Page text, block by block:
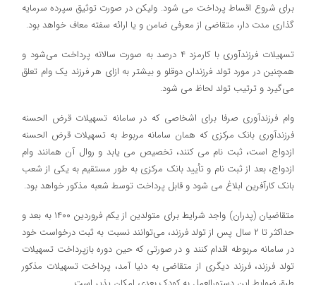
برای شروع اقساط پرداخت می شود. ولیکن در صورت توثیق سپرده سرمایه
گذاری مدت دار، متقاضی از معرفی ضامن و یا ارائه سفته معاف خواهد بود.
تسهیلات فرزندآوری با کارمزد ۴ درصد به صورت سالانه پرداخت می‌شود و
همچنین در مورد تولد فرزندان دوقلو و بیشتر به ازای هر فرزند یک وام تعلق
می‌گیرد و ترتیب تولد لحاظ می‌ شود.
وام فرزندآوری صرفا برای اشخاصی که در سامانه تسهیلات قرض الحسنه
فرزندآوری بانک مرکزی که همان سامانه مربوط به تسهیلات قرض الحسنه
ازدواج است، ثبت نام می کنند، تخصیص می یابد و روال آن همانند وام
ازدواج، بعد از ثبت نام و تأیید بانک مرکزی به طور مستقیم به یکی از شعب
بانک کارآفرین ابلاغ می شود و قابل پرداخت توسط شعبه مذکور خواهد بود.
متقاضیان (پدران) واجد شرایط برای متولدین از یکم فروردین ۱۴۰۰ به بعد و
حداکثر تا ۲ سال پس از تولد فرزند، می‌توانند نسبت به ثبت درخواست خود
در سامانه مربوطه اقدام کنند و در صورتی که حین دوره بازپرداخت تسهیلات
تولد فرزند، فرزند دیگری از متقاضی به دنیا آمد، پرداخت تسهیلات مذکور